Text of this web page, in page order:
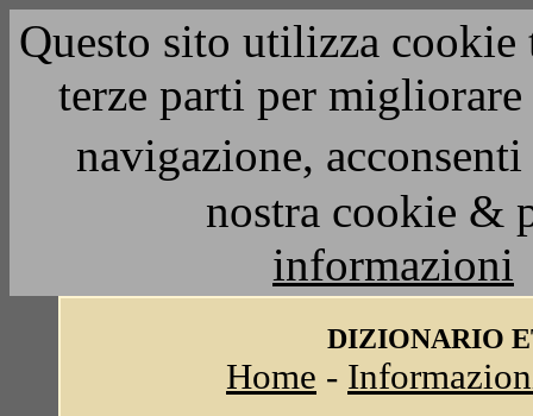
Questo sito utilizza
terze parti per
navigazione,
nostra cookie &
informazioni
DIZIONARIO
Home -